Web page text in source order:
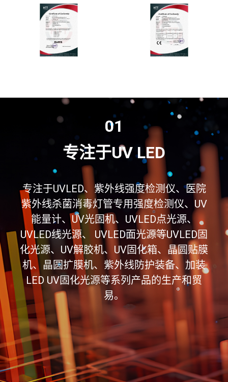
01
专注于UV LED
专注于UVLED、紫外线强度检测仪、医院
紫外线杀菌消毒灯管专用强度检测仪、UV
能量计、UV光固机、UVLED点光源、
UVLED线光源、 UVLED面光源等UVLED固
化光源、UV解胶机、UV固化箱、晶圆贴膜
机、晶圆扩膜机、紫外线防护装备、加装
LED UV固化光源等系列产品的生产和贸
易。